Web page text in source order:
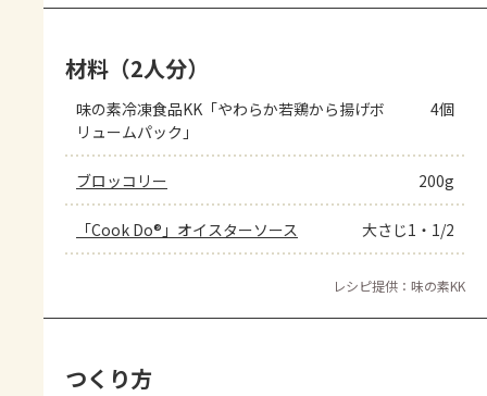
材料（2人分）
味の素冷凍食品KK「やわらか若鶏から揚げボ
リュームパック」
4個
ブロッコリー 200g
「Cook Do®」オイスターソース 大さじ1・1/2
レシピ提供：味の素KK
つくり方